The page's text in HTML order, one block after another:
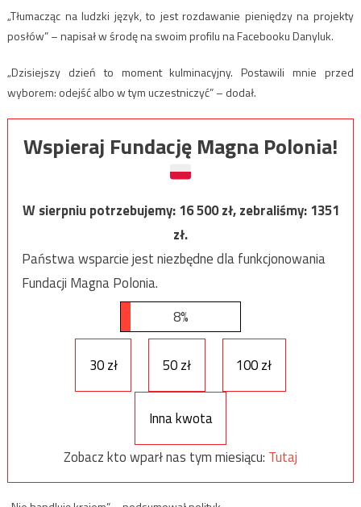
„Tłumacząc na ludzki język, to jest rozdawanie pieniędzy na projekty
posłów” – napisał w środę na swoim profilu na Facebooku Danyluk.
„Dzisiejszy dzień to moment kulminacyjny. Postawili mnie przed
wyborem: odejść albo w tym uczestniczyć” – dodał.
Wspieraj Fundację Magna Polonia!
W sierpniu potrzebujemy:16 500zł, zebraliśmy:1351
zł.
Państwa wsparcie jest niezbędne dla funkcjonowania
Fundacji Magna Polonia.
8%
30 zł 50 zł 100 zł
Inna kwota
Zobacz kto wparł nas tym miesiącu: Tutaj